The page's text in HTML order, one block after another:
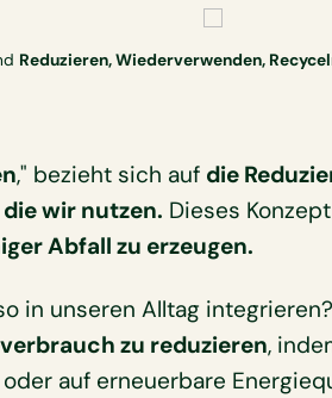
Reduzieren, Wiederverwenden,
," bezieht sich auf die
wir nutzen. Dieses
Abfall zu erzeugen.
in unseren Alltag
zu reduzieren,
auf erneuerbare